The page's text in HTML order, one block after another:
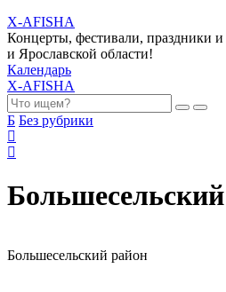
X-AFISHA
Концерты, фестивали, праздники
и Ярославской области!
Календарь
X-AFISHA
Б Без рубрики
Большесельский район